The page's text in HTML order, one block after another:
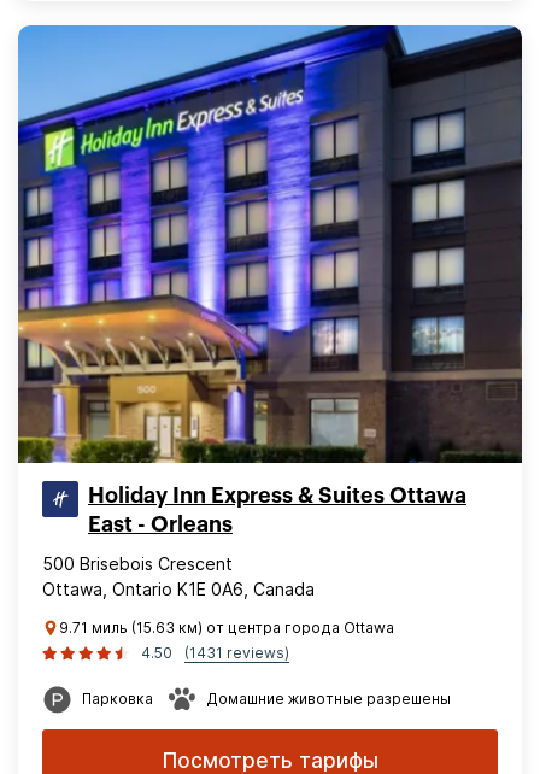
Holiday Inn Express & Suites Ottawa
East - Orleans
500 Brisebois Crescent
Ottawa, Ontario K1E 0A6, Canada
9.71 миль (15.63 км) от центра города Ottawa
4.50
(1431 reviews)
Парковка Домашние животные разрешены
Посмотреть тарифы